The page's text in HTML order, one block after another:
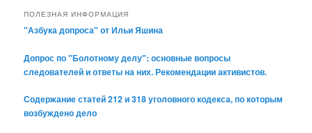
ПОЛЕЗНАЯ ИНФОРМАЦИЯ
"Азбука допроса" от Ильи Яшина
Допрос по "Болотному делу": основные вопросы
следователей и ответы на них. Рекомендации активистов.
Содержание статей 212 и 318 уголовного кодекса, по которым
возбуждено дело